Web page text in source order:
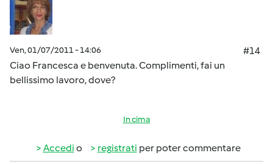
Ven, 01/07/2011 - 14:06
#14
Ciao Francesca e benvenuta. Complimenti, fai un
bellissimo lavoro, dove?
In cima
Accedi o registrati per poter commentare